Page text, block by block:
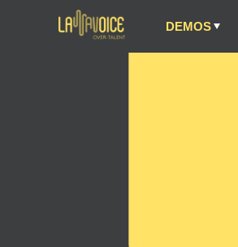
DEMOS